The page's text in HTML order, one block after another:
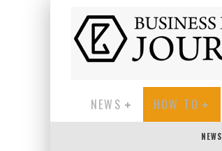
NEWS HOW TO
NEWS